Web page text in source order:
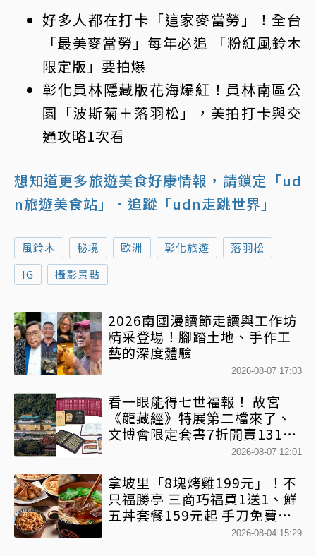
好多人都在打卡「這家麥當勞」！全台
「最美麥當勞」每年必追 「粉紅風鈴木
限定版」要拍爆
彰化員林隱藏版花海爆紅！員林南區公
園「波斯菊＋落羽松」，美拍打卡與交
通攻略1次看
想知道更多旅遊美食好康情報，請鎖定「ud
n旅遊美食站」
．追蹤「udn走跳世界」
風鈴木 秘境 歐洲 彰化旅遊
落羽松
IG
攝影景點
2026南國漫讀節走讀與工作坊
精采登場！腳踏土地、手作工
藝的深度體驗
2026-08-07 17:03
看一眼能得七世福報！ 故宮
《龍藏經》特展第二檔來了、
文博會限定套書7折開賣131萬
網驚：貧窮限制想像2026-08-07 12:01
拿坡里「8塊烤雞199元」！不
只福勝亭 三商巧福買1送1、鮮
五丼套餐159元起 手刀免費領
2026-08-04 15:29